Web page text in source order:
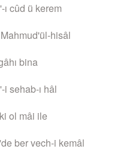
ı cûd ü kerem
hisâl
bina
sehab-ı hâl
ol mâi ile
ber vech-i kemâl